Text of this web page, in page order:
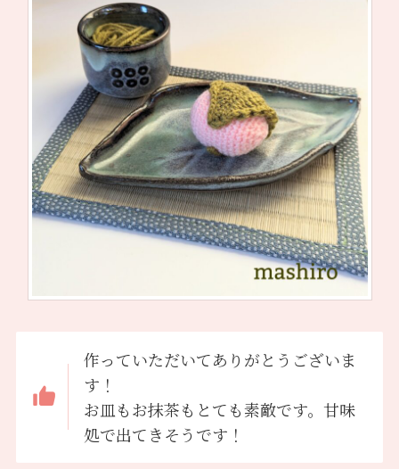
作っていただいてありがとうございま
す！
お皿もお抹茶もとても素敵です。甘味
処で出てきそうです！